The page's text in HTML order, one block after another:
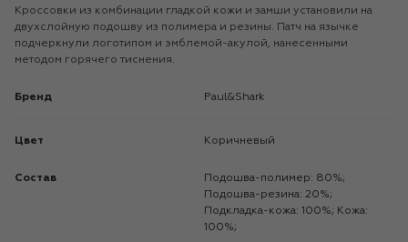
Кроссовки из комбинации гладкой кожи и замши установили на
двухслойную подошву из полимера и резины. Патч на язычке
подчеркнули логотипом и эмблемой-акулой, нанесенными
методом горячего тиснения.
Бренд Paul&Shark
Цвет Коричневый
Состав
Подошва-полимер: 80%;
Подошва-резина: 20%;
Подкладка-кожа: 100%; Кожа:
100%;